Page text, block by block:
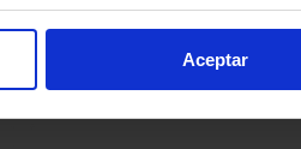
precisión de varios metros
Aceptar
de Zaragoza.